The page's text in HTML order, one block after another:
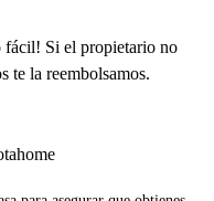
fácil! Si el propietario no
te la reembolsamos.